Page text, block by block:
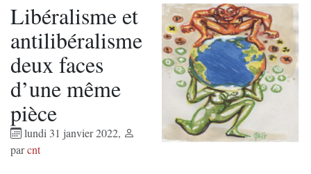
Libéralisme et
antilibéralisme
deux faces
d’une même
pièce
lundi 31 janvier 2022,
parcnt